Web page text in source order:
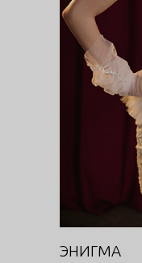
ЭНИГМА